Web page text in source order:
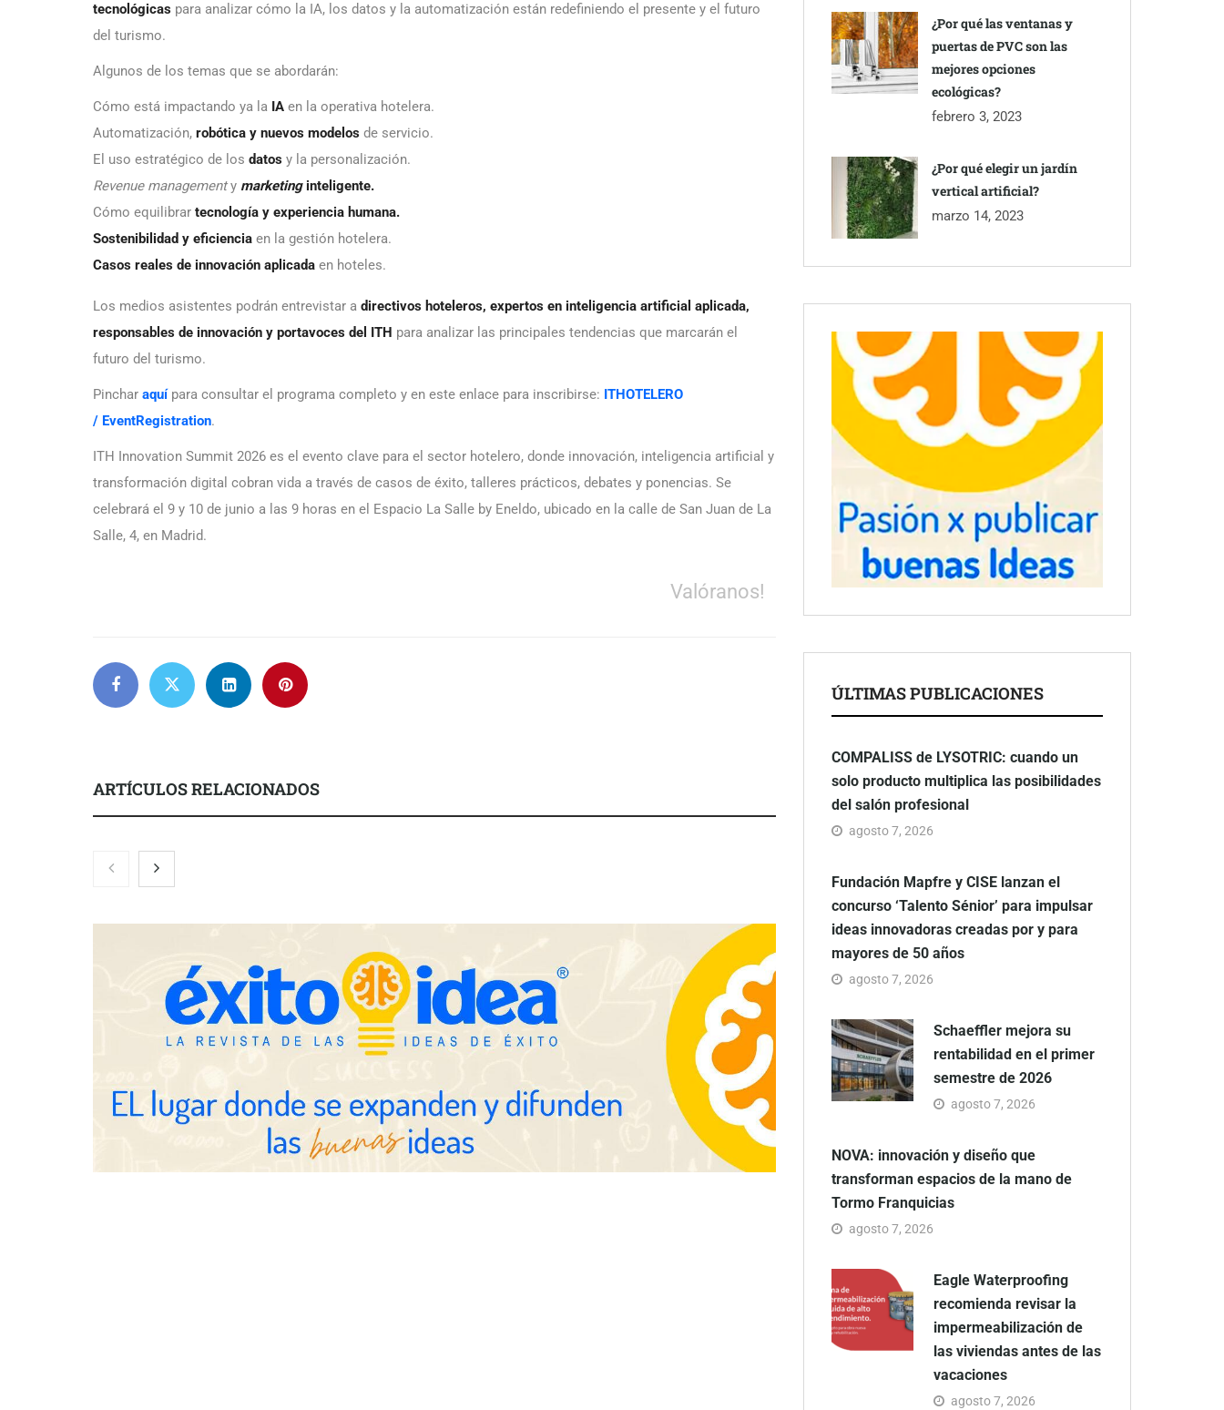
tecnológicas para analizar cómo la IA, los datos y la automatización están redefiniendo el presente y el futuro
del turismo.
Algunos de los temas que se abordarán:
Cómo está impactando ya la IA en la operativa hotelera.
Automatización, robótica y nuevos modelos de servicio.
El uso estratégico de los datos y la personalización.
Revenue managementy marketing inteligente.
Cómo equilibrar tecnología y experiencia humana.
Sostenibilidad y eficiencia en la gestión hotelera.
Casos reales de innovación aplicada en hoteles.
Los medios asistentes podrán entrevistar a directivos hoteleros, expertos en inteligencia artificial aplicada,
responsables de innovación y portavoces del ITH para analizar las principales tendencias que marcarán el
futuro del turismo.
Pinchar aquípara consultar el programa completo y en este enlace para inscribirse: ITHOTELERO
/ EventRegistration.
ITH Innovation Summit 2026 es el evento clave para el sector hotelero, donde innovación, inteligencia artificial y
transformación digital cobran vida a través de casos de éxito, talleres prácticos, debates y ponencias. Se
celebrará el 9 y 10 de junio a las 9 horas en el Espacio La Salle by Eneldo, ubicado en la calle de San Juan de La
Salle, 4, en Madrid.
Valóranos!
ARTÍCULOS RELACIONADOS
COMPALISS de LYSOTRIC: cuando
un solo producto multiplica las
años
Schaeffler mejora su rentabilidad
en el primer semestre de 2026
transforman espacios de la mano
de Tormo Franquicias
Servimudanzas supera las 3.000
reseñas con 4,8 estrellas en
mudanzas en Barcelona
¿Por qué las ventanas y
puertas de PVC son las
mejores opciones
ecológicas?
febrero 3, 2023
¿Por qué elegir un jardín
vertical artificial?
marzo 14, 2023
ÚLTIMAS PUBLICACIONES
COMPALISS de LYSOTRIC: cuando un
solo producto multiplica las posibilidades
del salón profesional
agosto 7, 2026
Fundación Mapfre y CISE lanzan el
concurso ‘Talento Sénior’ para impulsar
ideas innovadoras creadas por y para
mayores de 50 años
agosto 7, 2026
Schaeffler mejora su
rentabilidad en el primer
semestre de 2026
agosto 7, 2026
NOVA: innovación y diseño que
transforman espacios de la mano de
Tormo Franquicias
agosto 7, 2026
Eagle Waterproofing
recomienda revisar la
impermeabilización de
las viviendas antes de las
vacaciones
agosto 7, 2026